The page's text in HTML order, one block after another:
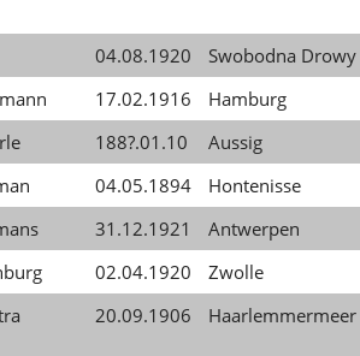
04.08.1920
Swobodna Drowy
17.02.1916
Hamburg
188?.01.10
Aussig
04.05.1894
Hontenisse
31.12.1921
Antwerpen
02.04.1920
Zwolle
20.09.1906 Haarlemmermeer